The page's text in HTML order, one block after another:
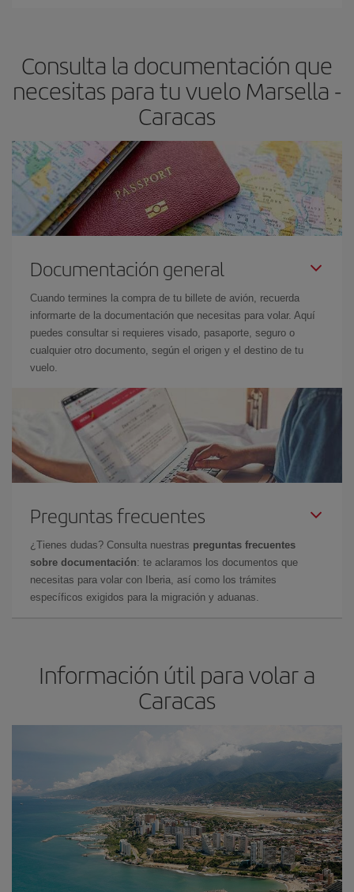
Consulta la documentación que
necesitas para tu vuelo Marsella -
Caracas
Documentación general
Cuando termines la compra de tu billete de avión, recuerda
informarte de la documentación que necesitas para volar. Aquí
puedes consultar si requieres visado, pasaporte, seguro o
cualquier otro documento, según el origen y el destino de tu
vuelo.
Preguntas frecuentes
¿Tienes dudas? Consulta nuestras preguntas frecuentes
sobre documentación: te aclaramos los documentos que
necesitas para volar con Iberia, así como los trámites
específicos exigidos para la migración y aduanas.
Información útil para volar a
Caracas